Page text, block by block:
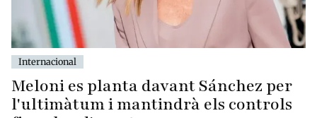
Internacional
Meloni es planta davant Sánchez per
l'ultimàtum i mantindrà els controls